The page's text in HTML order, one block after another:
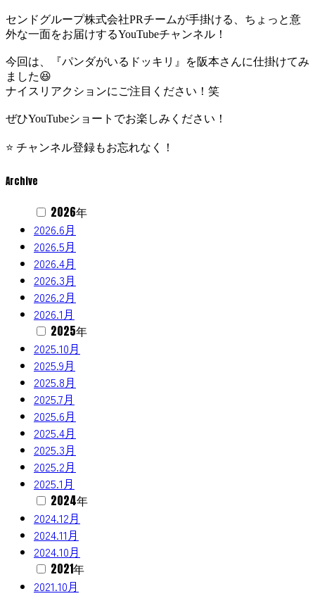
センドグループ株式会社PRチームが手掛ける、ちょっと意
外な一面をお届けするYouTubeチャンネル！
今回は、『パンダがいるドッキリ』を阪本さんに仕掛けてみ
ました😆
ナイスリアクションにご注目ください！笑
ぜひYouTubeショートでお楽しみください！
⭐️ チャンネル登録もお忘れなく！
Archive
2026年
2026.6月
2026.5月
2026.4月
2026.3月
2026.2月
2026.1月
2025年
2025.10月
2025.9月
2025.8月
2025.7月
2025.6月
2025.4月
2025.3月
2025.2月
2025.1月
2024年
2024.12月
2024.11月
2024.10月
2021年
2021.10月